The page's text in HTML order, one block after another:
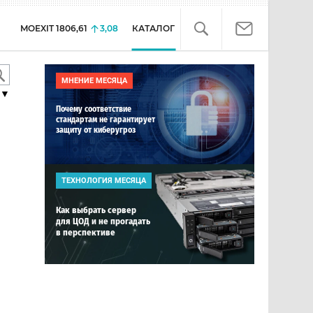
MOEXIT 1806,61 3,08 КАТАЛОГ
МНЕНИЕ МЕСЯЦА
Почему соответствие
стандартам не гарантирует
защиту от киберугроз
ТЕХНОЛОГИЯ МЕСЯЦА
Как выбрать сервер
для ЦОД и не прогадать
в перспективе